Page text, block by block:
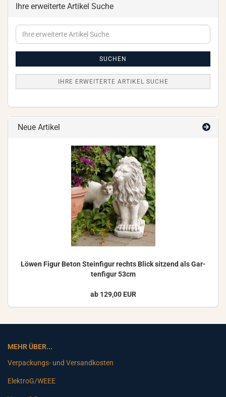
Ihre erweiterte Artikel Suche
Ihre
erweiterte
SUCHEN
IHRE ERWEITERTE ARTIKEL SUCHE
Neue Artikel
Löwen Figur Beton Stein­fi­gur rechts Blick sit­zend als Gar­
ten­fi­gur 53cm
ab 129,00 EUR
MEHR ÜBER...
Verpackungs- und Versandkosten
ElektroG/WEEE